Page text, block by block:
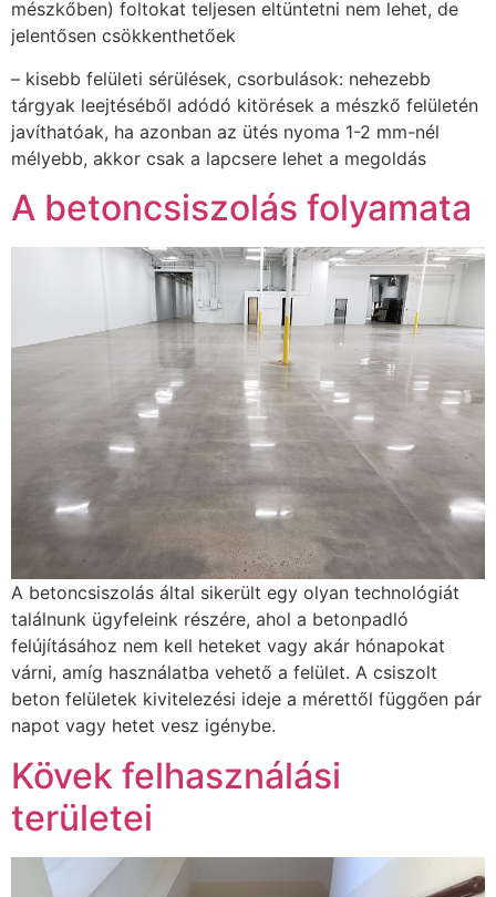
mészkőben) foltokat teljesen eltüntetni nem lehet, de
jelentősen csökkenthetőek
– kisebb felületi sérülések, csorbulások: nehezebb
tárgyak leejtéséből adódó kitörések a mészkő felületén
javíthatóak, ha azonban az ütés nyoma 1-2 mm-nél
mélyebb, akkor csak a lapcsere lehet a megoldás
A betoncsiszolás folyamata
A betoncsiszolás által sikerült egy olyan technológiát
találnunk ügyfeleink részére, ahol a betonpadló
felújításához nem kell heteket vagy akár hónapokat
várni, amíg használatba vehető a felület. A csiszolt
beton felületek kivitelezési ideje a mérettől függően pár
napot vagy hetet vesz igénybe.
Kövek felhasználási
területei